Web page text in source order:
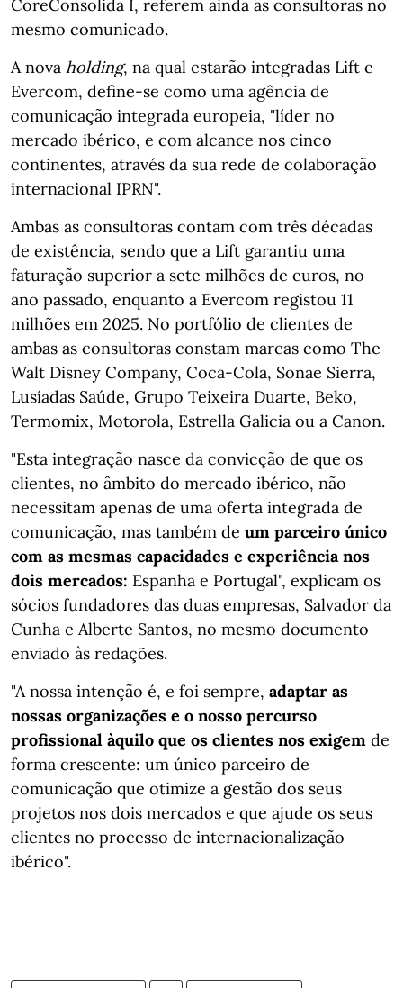
CoreConsolida I, referem ainda as consultoras no
mesmo comunicado.
A nova holding, na qual estarão integradas Lift e
Evercom, define-se como uma agência de
comunicação integrada europeia, "líder no
mercado ibérico, e com alcance nos cinco
continentes, através da sua rede de colaboração
internacional IPRN".
Ambas as consultoras contam com três décadas
de existência, sendo que a Lift garantiu uma
faturação superior a sete milhões de euros, no
ano passado, enquanto a Evercom registou 11
milhões em 2025. No portfólio de clientes de
ambas as consultoras constam marcas como The
Walt Disney Company, Coca-Cola, Sonae Sierra,
Lusíadas Saúde, Grupo Teixeira Duarte, Beko,
Termomix, Motorola, Estrella Galicia ou a Canon.
"Esta integração nasce da convicção de que os
clientes, no âmbito do mercado ibérico, não
necessitam apenas de uma oferta integrada de
comunicação, mas também de um parceiro único
com as mesmas capacidades e experiência nos
dois mercados: Espanha e Portugal", explicam os
sócios fundadores das duas empresas, Salvador da
Cunha e Alberte Santos, no mesmo documento
enviado às redações.
"A nossa intenção é, e foi sempre, adaptar as
nossas organizações e o nosso percurso
profissional àquilo que os clientes nos exigem de
forma crescente: um único parceiro de
comunicação que otimize a gestão dos seus
projetos nos dois mercados e que ajude os seus
clientes no processo de internacionalização
ibérico".